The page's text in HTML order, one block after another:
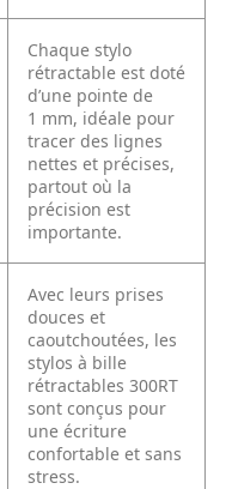
Chaque stylo
rétractable est doté
d’une pointe de
1 mm, idéale pour
tracer des lignes
nettes et précises,
partout où la
précision est
importante.
Avec leurs prises
douces et
caoutchoutées, les
stylos à bille
rétractables 300RT
sont conçus pour
une écriture
confortable et sans
stress.